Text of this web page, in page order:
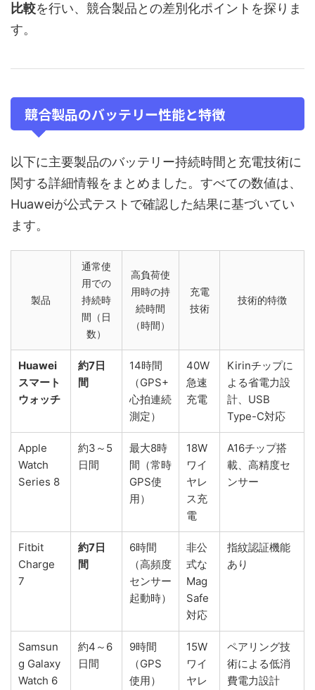
比較を行い、競合製品との差別化ポイントを探りま
す。
競合製品のバッテリー性能と特徴
以下に主要製品のバッテリー持続時間と充電技術に
関する詳細情報をまとめました。すべての数値は、
Huaweiが公式テストで確認した結果に基づいてい
ます。
製品
通常使
用での
持続時
間（日
数）
高負荷使
用時の持
続時間
（時間）
充電
技術
技術的特徴
Huawei
スマート
ウォッチ
約7日
間
14時間
（GPS+
心拍連続
測定）
40W
急速
充電
Kirinチップに
よる省電力設
計、USB
Type-C対応
Apple
Watch
Series 8
約3～5
日間
最大8時
間（常時
GPS使
用）
18W
ワイ
ヤレ
ス充
電
A16チップ搭
載、高精度セ
ンサー
Fitbit
Charge
7
約7日
間
6時間
（高頻度
センサー
起動時）
非公
式な
Mag
Safe
対応
指紋認証機能
あり
Samsun
g Galaxy
Watch 6
約4～6
日間
9時間
（GPS
使用）
15W
ワイ
ヤレ
ペアリング技
術による低消
費電力設計